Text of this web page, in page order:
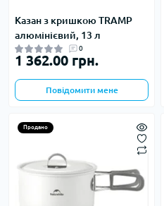
Казан з кришкою TRAMP
алюмінієвий, 13 л
0
1 362.00 грн.
Повідомити мене
Продано